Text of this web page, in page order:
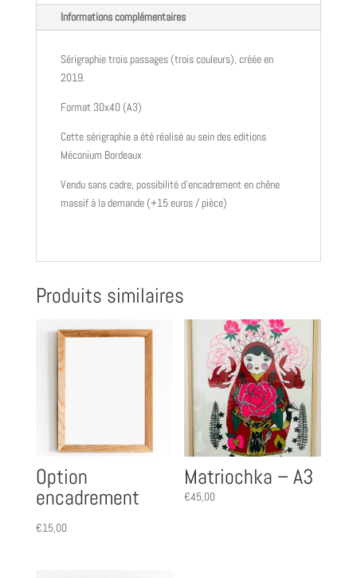
Informations complémentaires
Sérigraphie trois passages (trois couleurs), créée en
2019.
Format 30x40 (A3)
Cette sérigraphie a été réalisé au sein des editions
Méconium Bordeaux
Vendu sans cadre, possibilité d’encadrement en chêne
massif à la demande (+15 euros / pièce)
Produits similaires
Option
encadrement
€15,00
Matriochka – A3
€45,00